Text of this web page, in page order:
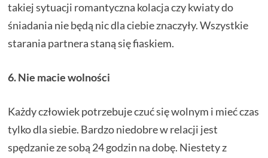
takiej sytuacji romantyczna kolacja czy kwiaty do
śniadania nie będą nic dla ciebie znaczyły. Wszystkie
starania partnera staną się fiaskiem.
6. Nie macie wolności
Każdy człowiek potrzebuje czuć się wolnym i mieć czas
tylko dla siebie. Bardzo niedobre w relacji jest
spędzanie ze sobą 24 godzin na dobę. Niestety z